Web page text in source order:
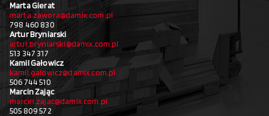
Marta Gierat
marta.zawora@damix.com.pl
798 460 830
Artur Bryniarski
artur.bryniarski@damix.com.pl
513 347 317
Kamil Gałowicz
kamil.galowicz@damix.com.pl
506 744 510
Marcin Zając
marcin.zajac@damix.com.pl
505 809 572